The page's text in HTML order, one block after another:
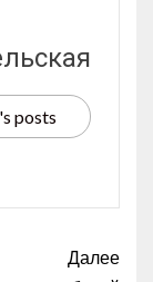
posts
Далее